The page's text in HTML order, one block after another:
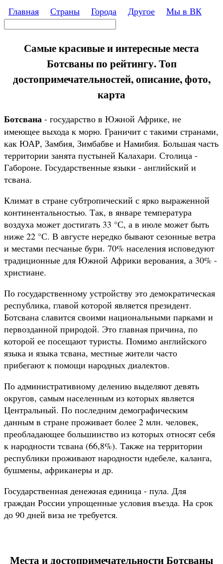
Перейти к основному содержанию
Главная Страны Города Другое Мы в ВК
Поиск
Самые красивые и интересные места
Ботсваны по рейтингу. Топ
достопримечательностей, описание, фото,
карта
Ботсвана - государство в Южной Африке, не
имеющее выхода к морю. Граничит с такими странами,
как ЮАР, Замбия, Зимбабве и Намибия. Большая часть
территории занята пустыней Калахари. Столица -
Габороне. Государственные языки - английский и
тсвана.
Климат в стране субтропический с ярко выраженной
континентальностью. Так, в январе температура
воздуха может достигать 33 °С, а в июле может быть
ниже 22 °С. В августе нередко бывают сезонные ветра
и местами песчаные бури. 70% населения исповедуют
традиционные для Южной Африки верования, а 30% -
христиане.
По государственному устройству это демократическая
республика, главой которой является президент.
Ботсвана славится своими национальными парками и
первозданной природой. Это главная причина, по
которой ее посещают туристы. Помимо английского
языка и языка тсвана, местные жители часто
прибегают к помощи народных диалектов.
По административному делению выделяют девять
округов, самым населенным из которых является
Центральный. По последним демографическим
данным в стране проживает более 2 млн. человек,
преобладающее большинство из которых относят себя
к народности тсвана (66,8%). Также на территории
республики проживают народности ндебеле, каланга,
бушмены, африканеры и др.
Государственная денежная единица - пула. Для
граждан России упрощенные условия въезда. На срок
до 90 дней виза не требуется.
Места и достопримечательности Ботсваны